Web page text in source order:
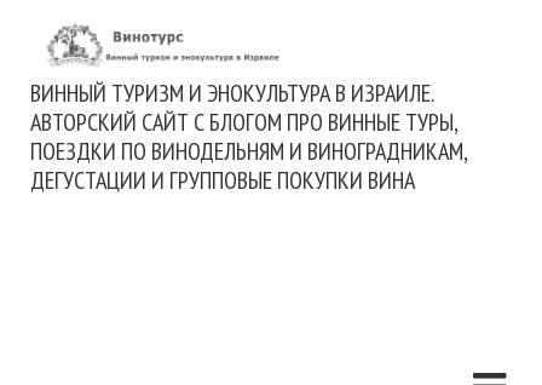
ВИННЫЙ ТУРИЗМ И ЭНОКУЛЬТУРА В ИЗРАИЛЕ.
АВТОРСКИЙ САЙТ С БЛОГОМ ПРО ВИННЫЕ ТУРЫ,
ПОЕЗДКИ ПО ВИНОДЕЛЬНЯМ И ВИНОГРАДНИКАМ,
ДЕГУСТАЦИИ И ГРУППОВЫЕ ПОКУПКИ ВИНА